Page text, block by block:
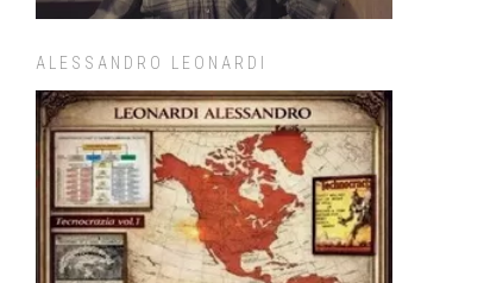
ALESSANDRO LEONARDI